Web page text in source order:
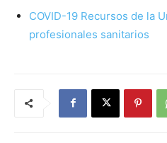
COVID-19 Recursos de la
profesionales sanitarios